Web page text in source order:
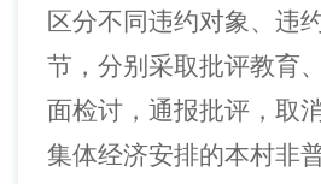
区分不同违约对象、违
节，分别采取批评教育
面检讨，通报批评，取
集体经济安排的本村非